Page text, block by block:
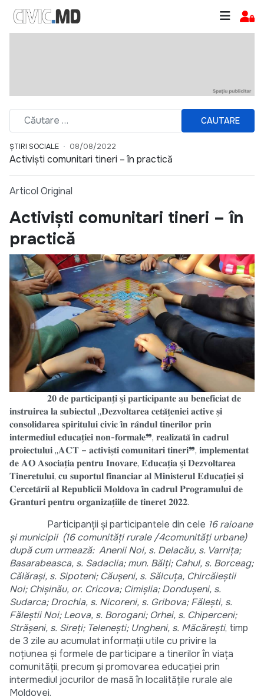
CAUTARE
ȘTIRI SOCIALE 08/08/2022
Activiști comunitari tineri – în practică
Articol Original
Activiști comunitari tineri – în
practică
𝟐𝟎 𝐝𝐞 𝐩𝐚𝐫𝐭𝐢𝐜𝐢𝐩𝐚𝐧𝐭̗𝐢 𝐬̗𝐢 𝐩𝐚𝐫𝐭𝐢𝐜𝐢𝐩𝐚𝐧𝐭𝐞 𝐚𝐮 𝐛𝐞𝐧𝐞𝐟𝐢𝐜𝐢𝐚𝐭 𝐝𝐞
𝐢𝐧𝐬𝐭𝐫𝐮𝐢𝐫𝐞𝐚 𝐥𝐚 𝐬𝐮𝐛𝐢𝐞𝐜𝐭𝐮𝐥 „𝐃𝐞𝐳𝐯𝐨𝐥𝐭𝐚𝐫𝐞𝐚 𝐜𝐞𝐭𝐚̆𝐭̗𝐞𝐧𝐢𝐞𝐢 𝐚𝐜𝐭𝐢𝐯𝐞 𝐬̗𝐢
𝐜𝐨𝐧𝐬𝐨𝐥𝐢𝐝𝐚𝐫𝐞𝐚 𝐬𝐩𝐢𝐫𝐢𝐭𝐮𝐥𝐮𝐢 𝐜𝐢𝐯𝐢𝐜 𝐢̂𝐧 𝐫𝐚̂𝐧𝐝𝐮𝐥 𝐭𝐢𝐧𝐞𝐫𝐢𝐥𝐨𝐫 𝐩𝐫𝐢𝐧
𝐢𝐧𝐭𝐞𝐫𝐦𝐞𝐝𝐢𝐮𝐥 𝐞𝐝𝐮𝐜𝐚𝐭̗𝐢𝐞𝐢 𝐧𝐨𝐧-𝐟𝐨𝐫𝐦𝐚𝐥𝐞❞, 𝐫𝐞𝐚𝐥𝐢𝐳𝐚𝐭𝐚̆ 𝐢̂𝐧 𝐜𝐚𝐝𝐫𝐮𝐥
𝐩𝐫𝐨𝐢𝐞𝐜𝐭𝐮𝐥𝐮𝐢 „𝐀𝐂𝐓 – 𝐚𝐜𝐭𝐢𝐯𝐢𝐬̗𝐭𝐢 𝐜𝐨𝐦𝐮𝐧𝐢𝐭𝐚𝐫𝐢 𝐭𝐢𝐧𝐞𝐫𝐢❞, 𝐢𝐦𝐩𝐥𝐞𝐦𝐞𝐧𝐭𝐚𝐭
𝐝𝐞 𝐀𝐎 𝐀𝐬𝐨𝐜𝐢𝐚𝐭̗𝐢𝐚 𝐩𝐞𝐧𝐭𝐫𝐮 𝐈𝐧𝐨𝐯𝐚𝐫𝐞, 𝐄𝐝𝐮𝐜𝐚𝐭̗𝐢𝐚 𝐬̗𝐢 𝐃𝐞𝐳𝐯𝐨𝐥𝐭𝐚𝐫𝐞𝐚
𝐓𝐢𝐧𝐞𝐫𝐞𝐭𝐮𝐥𝐮𝐢, 𝐜𝐮 𝐬𝐮𝐩𝐨𝐫𝐭𝐮𝐥 𝐟𝐢𝐧𝐚𝐧𝐜𝐢𝐚𝐫 𝐚𝐥 𝐌𝐢𝐧𝐢𝐬𝐭𝐞𝐫𝐮𝐥 𝐄𝐝𝐮𝐜𝐚𝐭̗𝐢𝐞𝐢 𝐬̗𝐢
𝐂𝐞𝐫𝐜𝐞𝐭𝐚̆𝐫𝐢𝐢 𝐚𝐥 𝐑𝐞𝐩𝐮𝐛𝐥𝐢𝐜𝐢𝐢 𝐌𝐨𝐥𝐝𝐨𝐯𝐚 𝐢̂𝐧 𝐜𝐚𝐝𝐫𝐮𝐥 𝐏𝐫𝐨𝐠𝐫𝐚𝐦𝐮𝐥𝐮𝐢 𝐝𝐞
𝐆𝐫𝐚𝐧𝐭𝐮𝐫𝐢 𝐩𝐞𝐧𝐭𝐫𝐮 𝐨𝐫𝐠𝐚𝐧𝐢𝐳𝐚𝐭̗𝐢𝐢𝐥𝐞 𝐝𝐞 𝐭𝐢𝐧𝐞𝐫𝐞𝐭 𝟐𝟎𝟐𝟐.
Participanții și participantele din cele 16 raioane
și municipii (16 comunități rurale /4comunități urbane)
după cum urmează: Anenii Noi, s. Delacău, s. Varnița;
Basarabeasca, s. Sadaclia; mun. Bălți; Cahul, s. Borceag;
Călărași, s. Sipoteni; Căușeni, s. Sălcuța, Chircăieștii
Noi; Chișinău, or. Cricova; Cimișlia; Dondușeni, s.
Sudarca; Drochia, s. Nicoreni, s. Gribova; Fălești, s.
Făleștii Noi; Leova, s. Borogani; Orhei, s. Chiperceni;
Strășeni, s. Sireți; Telenești; Ungheni, s. Măcărești, timp
de 3 zile au acumulat informații utile cu privire la
noțiunea și formele de participare a tinerilor în viața
comunității, precum și promovarea educației prin
intermediul jocurilor de masă în localitățile rurale ale
Moldovei.